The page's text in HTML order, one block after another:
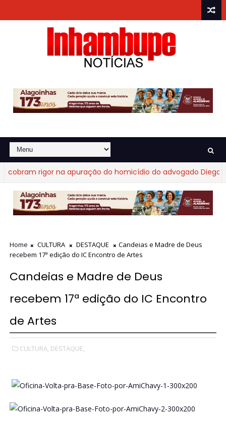
rigor na apuração do homicídio do advogado Diego
Home CULTURA DESTAQUE
Candeias e Madre de Deus
recebem 17ª edição do IC Encontro de Artes
Candeias e Madre de Deus
recebem 17ª edição do IC Encontro
de Artes
CULTURA, DESTAQUE,